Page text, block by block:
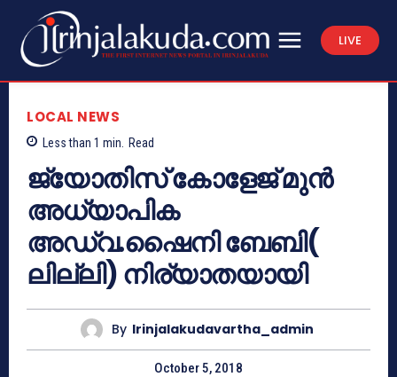
LIVE
LOCAL NEWS
Less than 1 min. Read
ജ്യോതിസ് കോളേജ് മുന്‍
അധ്യാപിക
അഡ്വ.ഷൈനി ബേബി(
ലില്ലി) നിര്യാതയായി
By Irinjalakudavartha_admin
October 5, 2018